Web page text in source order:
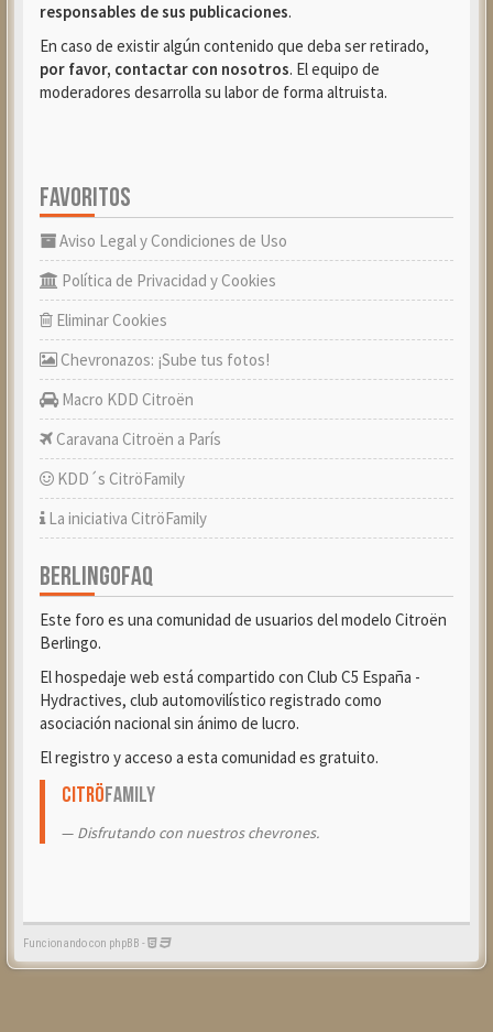
responsables de sus publicaciones.
En caso de existir algún contenido que deba ser retirado,
por favor, contactar con nosotros. El equipo de
moderadores desarrolla su labor de forma altruista.
FAVORITOS
Aviso Legal y Condiciones de Uso
Política de Privacidad y Cookies
Eliminar Cookies
Chevronazos: ¡Sube tus fotos!
Macro KDD Citroën
Caravana Citroën a París
KDD´s CitröFamily
La iniciativa CitröFamily
BERLINGOFAQ
Este foro es una comunidad de usuarios del modelo Citroën
Berlingo.
El hospedaje web está compartido con Club C5 España -
Hydractives, club automovilístico registrado como
asociación nacional sin ánimo de lucro.
El registro y acceso a esta comunidad es gratuito.
CitröFamily
Disfrutando con nuestros chevrones.
Funcionando con phpBB -